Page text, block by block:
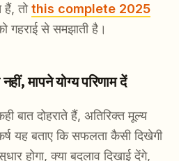
हैं, तोthis complete 2025
गहराई से समझाती है।
मापने योग्य परिणाम दें
बात दोहराते हैं, अतिरिक्त मूल्य
यह बताए कि सफलता कैसी दिखेगी
होगा, क्या बदलाव दिखाई देंगे,